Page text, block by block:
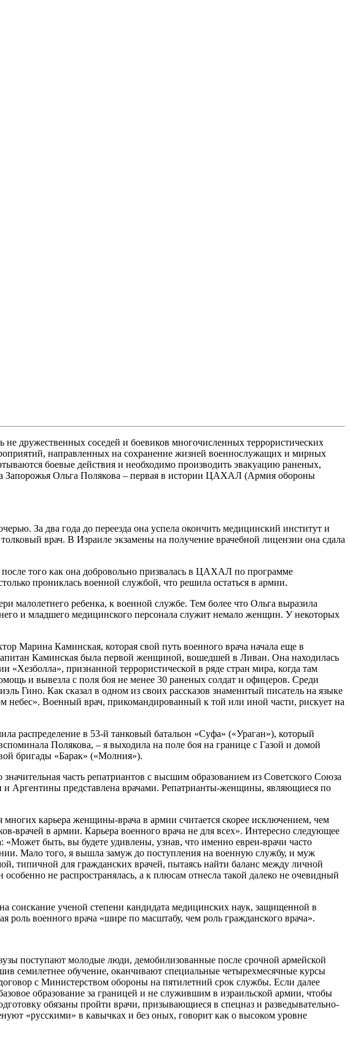
не дружественных соседей и боевиков многочисленных террористических
направленных на сохранение жизней военнослужащих и мирных
боевые действия и необходимо производить эвакуацию раненых,
Запорожья Ольга Полякова – первая в истории ЦАХАЛ (Армия обороны
За два года до переезда она успела окончить медицинский институт и
врач. В Израиле экзамены на получение врачебной лицензии она сдала
после того как она добровольно призвалась в ЦАХАЛ по программе
прониклась военной службой, что решила остаться в армии.
малолетнего ребенка, к военной службе. Тем более что Ольга выразила
и младшего медицинского персонала служит немало женщин. У некоторых
Марина Каминская, которая свой путь военного врача начала еще в
Каминская была первой женщиной, вошедшей в Ливан. Она находилась
признанной террористической в ряде стран мира, когда там
и вывезла с поля боя не менее 30 раненых солдат и офицеров. Среди
Гино. Как сказал в одном из своих рассказов знаменитый писатель на языке
небес». Военный врач, прикомандированный к той или иной части, рискует на
распределение в 53-й танковый батальон «Суфа» («Ураган»), который
Полякова, – я выходила на поле боя на границе с Газой и домой
бригады «Барак» («Молния»).
часть репатриантов с высшим образованием из Советского Союза
Аргентины представлена врачами. Репатрианты-женщины, являющиеся по
карьера женщины-врача в армии считается скорее исключением, чем
врачей в армии. Карьера военного врача не для всех». Интересно следующее
быть, вы будете удивлены, узнав, что именно евреи-врачи часто
Мало того, я вышла замуж до поступления на военную службу, и муж
типичной для гражданских врачей, пытаясь найти баланс между личной
не распространялась, а к плюсам отнесла такой далеко не очевидный
соискание ученой степени кандидата медицинских наук, защищенной в
роль военного врача «шире по масштабу, чем роль гражданского врача».
поступают молодые люди, демобилизованные после срочной армейской
семилетнее обучение, оканчивают специальные четырехмесячные курсы
с Министерством обороны на пятилетний срок службы. Если далее
образование за границей и не служившим в израильской армии, чтобы
обязаны пройти врачи, призывающиеся в спецназ и разведывательно-
«русскими» в кавычках и без оных, говорит как о высоком уровне